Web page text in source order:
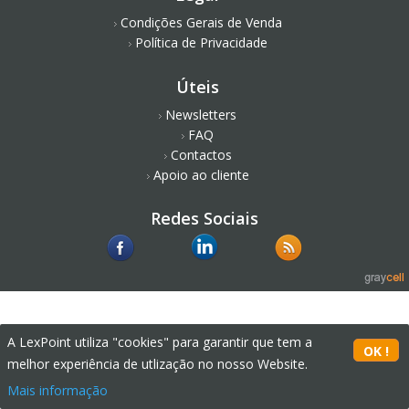
Condições Gerais de Venda
Política de Privacidade
Úteis
Newsletters
FAQ
Contactos
Apoio ao cliente
Redes Sociais
A LexPoint utiliza "cookies" para garantir que tem a
melhor experiência de utlização no nosso Website.
Mais informação